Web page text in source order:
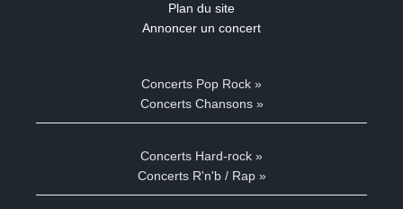
Plan du site
Annoncer un concert
Concerts Pop Rock »
Concerts Chansons »
Concerts Hard-rock »
Concerts R'n'b / Rap »